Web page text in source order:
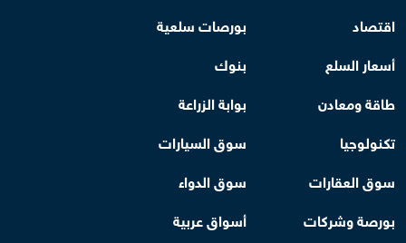
اقتصاد
بورصات سلعية
أسعار السلع
بنوك
طاقة ومعادن
بوابة الزراعة
تكنولوجيا
سوق السيارات
سوق العقارات
سوق الدواء
بورصة وشركات
أسواق عربية